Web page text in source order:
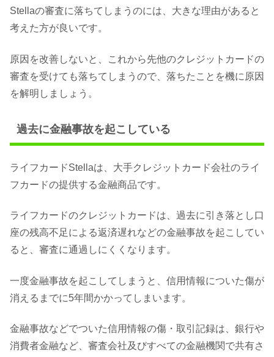
Stellaの審査に落ちてしまうのには、大きな理由があると
考えた方が良いです。
原因を改善しないと、これから先他のクレジットカードの
審査を受けても落ちてしまうので、落ちたことを機に原因
を解明しましょう。
過去に金融事故を起こしている
ライフカードStellaは、大手クレジットカード会社のライ
フカードの提供する金融商品です。
ライフカードのクレジットカードは、過去に引き落とし口
座の残高不足による返済遅れなどの金融事故を起こしてい
ると、審査に通過しにくくなります。
一度金融事故を起こしてしまうと、信用情報についた傷が
消えるまでに5年間かかってしまいます。
金融事故などでついた信用情報の傷・取引記録は、銀行や
消費者金融など、審査会社及びすべての金融機関で共有さ